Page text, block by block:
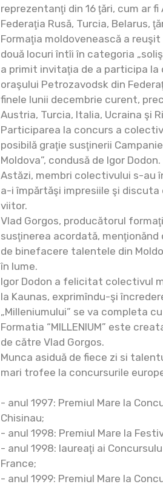
reprezentanţi din 16 ţări, cum ar
Federaţia Rusă, Turcia, Belarus,
Formaţia moldovenească a
două locuri întîi în categoria
a primit invitaţia de a participa
oraşului Petrozavodsk din
finele lunii decembrie curent,
Austria, Turcia, Italia, Ucraina şi
Participarea la concurs a
posibilă graţie susţinerii
Moldova”, condusă de Igor Dodon.
Astăzi, membri colectivului s-au
a-i împărtăşi impresiile şi discuta
viitor.
Vlad Gorgos, producătorul
susţinerea acordată,
de binefacere talentele din
în lume.
Igor Dodon a felicitat colectivul
la Kaunas, exprimîndu-şi
„Milleniumului” se va completa
Formatia “MILLENIUM” este
de către Vlad Gorgos.
Munca asiduă de fiece zi si
mari trofee la concursurile
- anul 1997: Premiul Mare la
Chisinau;
- anul 1998: Premiul Mare la
- anul 1998: laureaţi ai
France;
- anul 1999: Premiul Mare la